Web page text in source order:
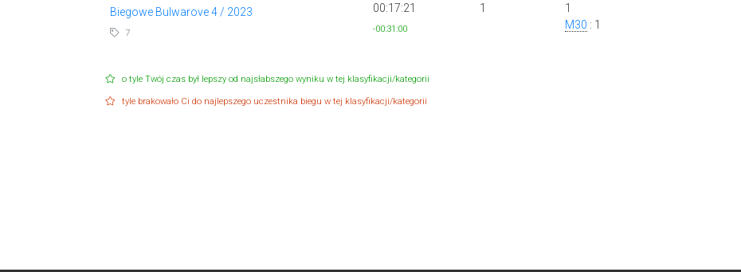
Biegowe Bulwarove 4 / 2023
7
00:17:21
-00:31:00
1
1
M30 : 1
o tyle Twój czas był lepszy od najsłabszego wyniku w tej klasyfikacji/kategorii
tyle brakowało Ci do najlepszego uczestnika biegu w tej klasyfikacji/kategorii